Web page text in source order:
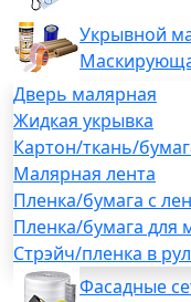
Укрывной
Дверь малярная
Жидкая укрывка
Картон/ткань/
Малярная лента
Пленка/бумага с
Пленка/бумага для
Стрэйч/пленка в
Фасадные